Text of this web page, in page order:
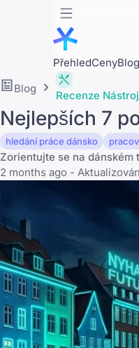
PřehledCenyBlog
Blog
Recenze
Nejlepších 7
hledání práce dánsko
Zorientujte se na
2 months ago -